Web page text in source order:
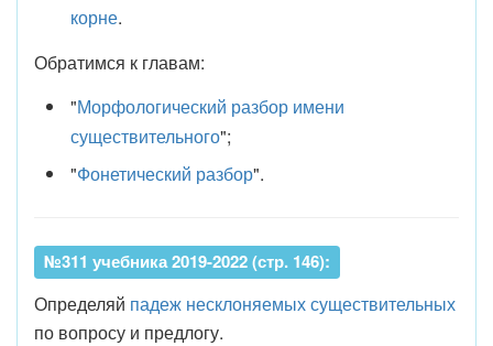
корне.
Обратимся к главам:
"Морфологический разбор имени
существительного";
"Фонетический разбор".
№311 учебника 2019-2022 (стр. 146):
Определяй падеж несклоняемых существительных
по вопросу и предлогу.